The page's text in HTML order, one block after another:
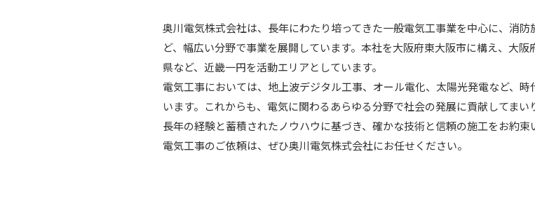
奥川電気株式会社は、長年にわたり培ってきた一般電気工事業を中心に、消
ど、幅広い分野で事業を展開しています。本社を大阪府東大阪市に構え、大
県など、近畿一円を活動エリアとしています。
電気工事においては、地上波デジタル工事、オール電化、太陽光発電など、
います。これからも、電気に関わるあらゆる分野で社会の発展に貢献してまい
長年の経験と蓄積されたノウハウに基づき、確かな技術と信頼の施工をお約束
電気工事のご依頼は、ぜひ奥川電気株式会社にお任せください。